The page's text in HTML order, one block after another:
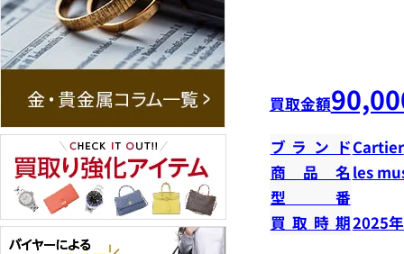
買取金額
ブランドCartier
商品名 les
型番
買取時期2025